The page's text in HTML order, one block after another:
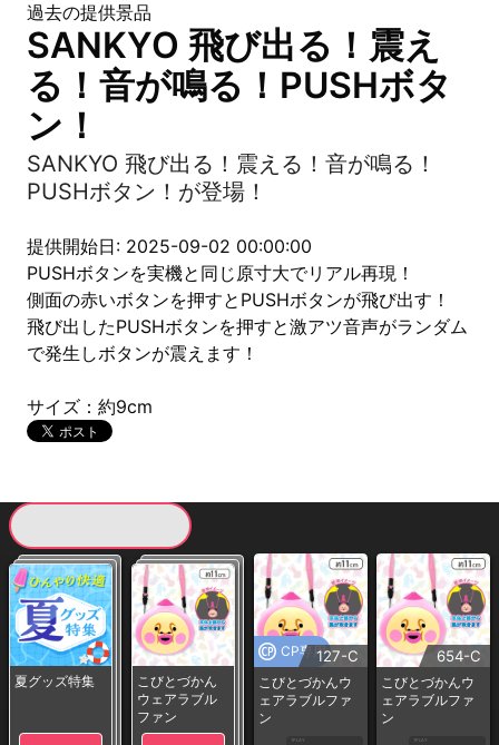
過去の提供景品
SANKYO 飛び出る！震え
る！音が鳴る！PUSHボタ
ン！
SANKYO 飛び出る！震える！音が鳴る！
PUSHボタン！が登場！
提供開始日: 2025-09-02 00:00:00
PUSHボタンを実機と同じ原寸大でリアル再現！
側面の赤いボタンを押すとPUSHボタンが飛び出す！
飛び出したPUSHボタンを押すと激アツ音声がランダム
で発生しボタンが震えます！
サイズ：約9cm
夏グッズ特集
こびとづかん
ウェアラブル
ファン
CP専用127-C
こびとづかんウ
ェアラブルファ
ン
1PLAY
654-C
こびとづかんウ
ェアラブルファ
ン
1PLAY